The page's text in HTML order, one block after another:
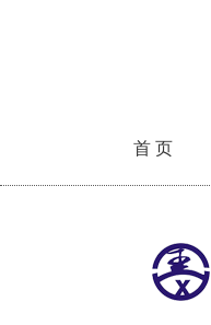
首 页